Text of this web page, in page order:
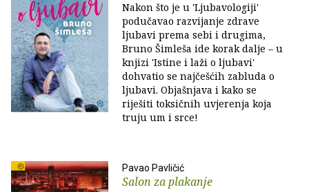
Nakon što je u 'Ljubavologiji'
podučavao razvijanje zdrave
ljubavi prema sebi i drugima,
Bruno Šimleša ide korak dalje – u
knjizi 'Istine i laži o ljubavi'
dohvatio se najčešćih zabluda o
ljubavi. Objašnjava i kako se
riješiti toksičnih uvjerenja koja
truju um i srce!
Pavao Pavličić
Salon za plakanje